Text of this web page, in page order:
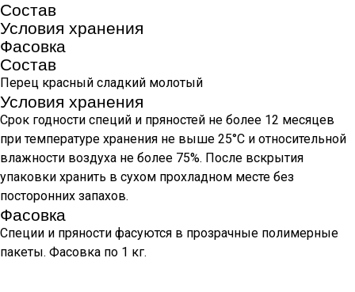
Состав
Условия хранения
Фасовка
Состав
Перец красный сладкий молотый
Условия хранения
Срок годности специй и пряностей не более 12 месяцев
при температуре хранения не выше 25°С и относительной
влажности воздуха не более 75%. После вскрытия
упаковки хранить в сухом прохладном месте без
посторонних запахов.
Фасовка
Специи и пряности фасуются в прозрачные полимерные
пакеты. Фасовка по 1 кг.